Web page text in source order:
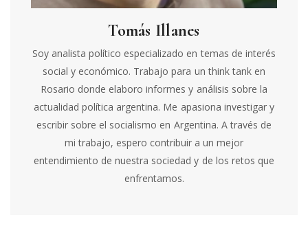
Tomás Illanes
Soy analista político especializado en temas de interés
social y económico. Trabajo para un think tank en
Rosario donde elaboro informes y análisis sobre la
actualidad política argentina. Me apasiona investigar y
escribir sobre el socialismo en Argentina. A través de
mi trabajo, espero contribuir a un mejor
entendimiento de nuestra sociedad y de los retos que
enfrentamos.